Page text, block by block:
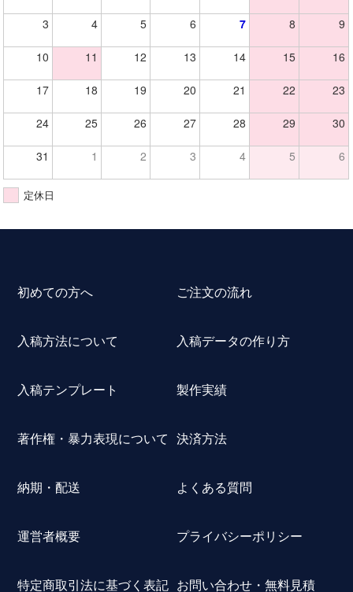
3 4 5 6 7 8 9
10 11 12 13 14 15 16
17 18 19 20 21 22 23
24 25 26 27 28 29 30
31 1 2 3 4 5 6
定休日
初めての方へ ご注文の流れ
入稿方法について 入稿データの作り方
入稿テンプレート 製作実績
著作権・暴力表現について 決済方法
納期・配送 よくある質問
運営者概要 プライバシーポリシー
特定商取引法に基づく表記 お問い合わせ・無料見積